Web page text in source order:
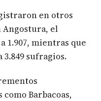
en otros
Angostura, el
1.907, mientras que
3.849 sufragios.
Barbacoas,